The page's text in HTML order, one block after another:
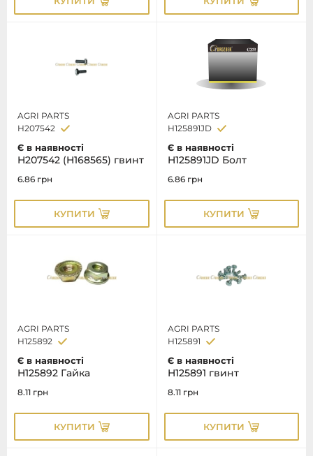
AGRI PARTS
H207542
Є в наявності
H207542 (H168565) гвинт
6.86 грн
КУПИТИ
AGRI PARTS
H125891JD
Є в наявності
H125891JD Болт
6.86 грн
КУПИТИ
AGRI PARTS
H125892
Є в наявності
H125892 Гайка
8.11 грн
КУПИТИ
AGRI PARTS
H125891
Є в наявності
H125891 гвинт
8.11 грн
КУПИТИ